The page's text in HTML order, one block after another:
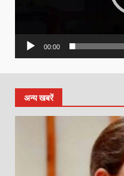
00:00
अन्य खबरें